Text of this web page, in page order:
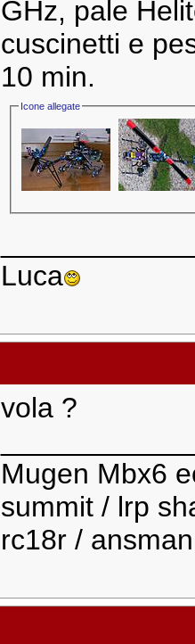
GHz, pale
cuscinetti e
10 min.
Icone allegate
Luca
vola ?
Mugen Mbx6
summit / lrp
rc18r /